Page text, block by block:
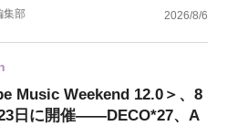
集部 2026/8/6
Music Weekend 12.0＞、8
日に開催——DECO*27、A